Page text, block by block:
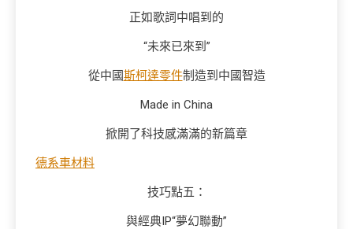
正如歌詞中唱到的
“未來已來到”
從中國斯柯達零件制造到中國智造
Made in China
掀開了科技感滿滿的新篇章
德系車材料
技巧點五：
與經典IP“夢幻聯動”